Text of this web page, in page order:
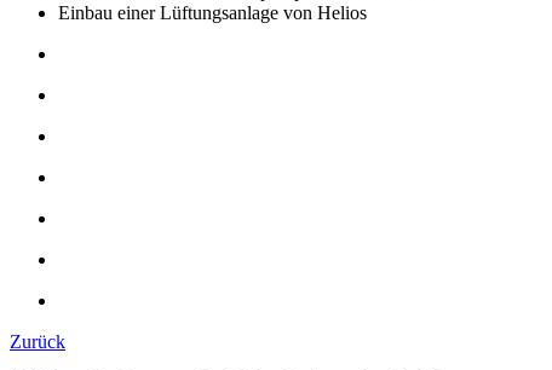
Einbau einer Lüftungsanlage von Helios
Zurück